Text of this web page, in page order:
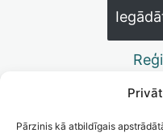
Pārzinis kā atbildīgais
Lekcija 7: Failu imports
RAW, JPG, DNG formāti.
Lekcija 8: Atslēgas